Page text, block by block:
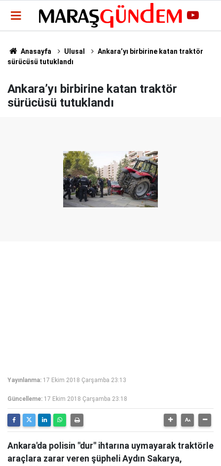
Anasayfa Ulusal
Ankara’yı birbirine katan traktör
sürücüsü tutuklandı
Ankara’yı birbirine katan traktör
sürücüsü tutuklandı
Yayınlanma: 17 Ekim 2018 Çarşamba 23:13
Güncelleme: 17 Ekim 2018 Çarşamba 23:18
Ankara'da polisin "dur" ihtarına uymayarak traktörle
araçlara zarar veren şüpheli Aydın Sakarya,